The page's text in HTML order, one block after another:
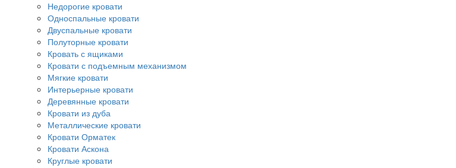
Недорогие кровати
Односпальные кровати
Двуспальные кровати
Полуторные кровати
Кровать с ящиками
Кровати с подъемным механизмом
Мягкие кровати
Интерьерные кровати
Деревянные кровати
Кровати из дуба
Металлические кровати
Кровати Орматек
Кровати Аскона
Круглые кровати